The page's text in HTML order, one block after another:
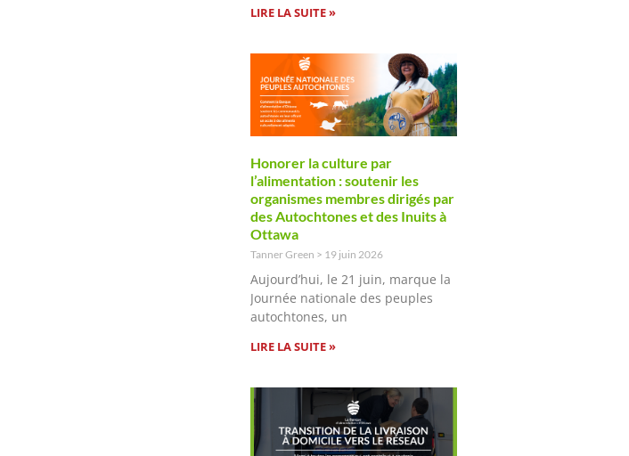
LIRE LA SUITE »
Honorer la culture par
l’alimentation : soutenir les
organismes membres dirigés par
des Autochtones et des Inuits à
Ottawa
Tanner Green 19 juin 2026
Aujourd’hui, le 21 juin, marque la
Journée nationale des peuples
autochtones, un
LIRE LA SUITE »